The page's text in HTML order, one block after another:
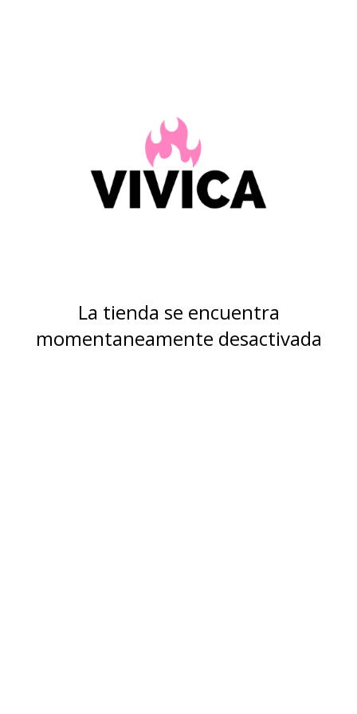
La tienda se encuentra
momentaneamente desactivada